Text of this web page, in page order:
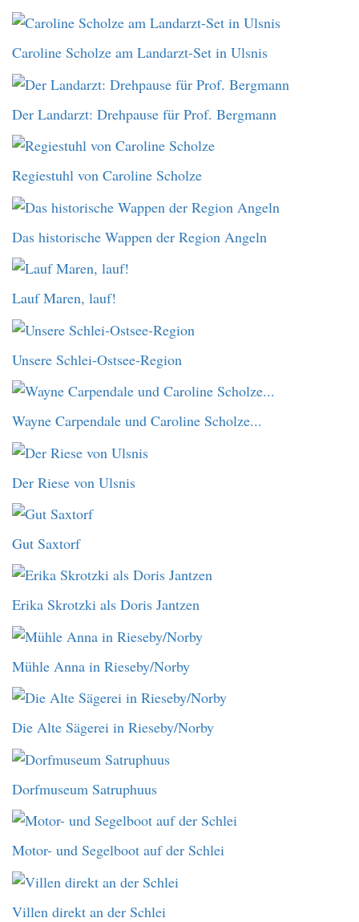
Caroline Scholze am Landarzt-Set in Ulsnis
Der Landarzt: Drehpause für Prof. Bergmann
Regiestuhl von Caroline Scholze
Das historische Wappen der Region Angeln
Lauf Maren, lauf!
Unsere Schlei-Ostsee-Region
Wayne Carpendale und Caroline Scholze...
Der Riese von Ulsnis
Gut Saxtorf
Erika Skrotzki als Doris Jantzen
Mühle Anna in Rieseby/Norby
Die Alte Sägerei in Rieseby/Norby
Dorfmuseum Satruphuus
Motor- und Segelboot auf der Schlei
Villen direkt an der Schlei